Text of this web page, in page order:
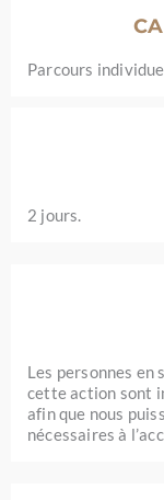
Parcours
2 jours.
Les personnes
cette action sont
afin que nous
nécessaires à